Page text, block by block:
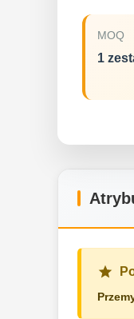
MOQ
1